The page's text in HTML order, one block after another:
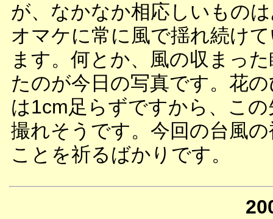
が、なかなか相応しいもの
オマケに常に風で揺れ続け
ます。何とか、風の収まっ
たのが今日の写真です。花
は1cm足らずですから、こ
撮れそうです。今回の台風
ことを祈るばかりです。